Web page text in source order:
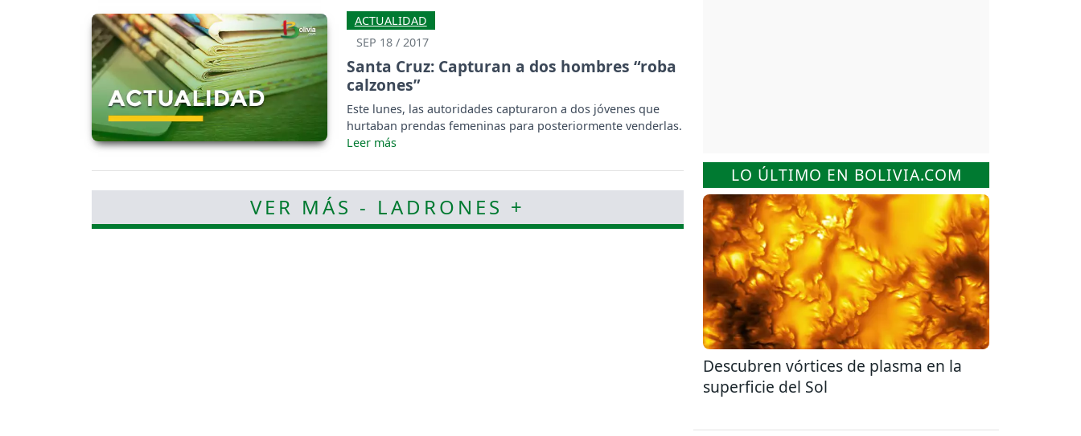
ACTUALIDAD
SEP 18 / 2017
Santa Cruz: Capturan a dos hombres “roba
calzones”
Este lunes, las autoridades capturaron a dos jóvenes que
hurtaban prendas femeninas para posteriormente venderlas.
VER MÁS - LADRONES +
LO ÚLTIMO EN BOLIVIA.COM
Descubren vórtices de plasma en la
superficie del Sol